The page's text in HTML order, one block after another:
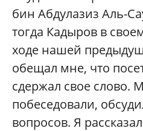
бин Абдулазиз Аль-
тогда Кадыров в
ходе нашей
обещал мне, что
сдержал свое слово.
побеседовали,
вопросов. Я